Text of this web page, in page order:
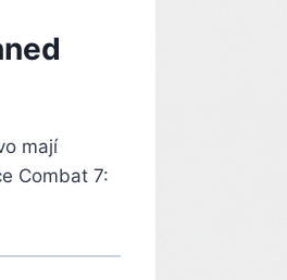
mají
Combat 7: